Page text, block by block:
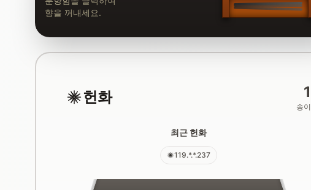
향을 꺼내세요.
헌화 1
송이
최근 헌화
119.*.*.237